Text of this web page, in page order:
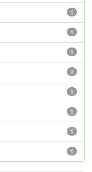
1
1
1
1
1
1
1
1